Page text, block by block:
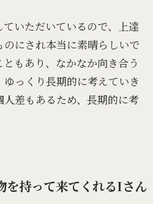
いただいているので、上達
にされ本当に素晴らしいで
もあり、なかなか向き合う
っくり長期的に考えていき
差もあるため、長期的に考
を持って来てくれるIさん